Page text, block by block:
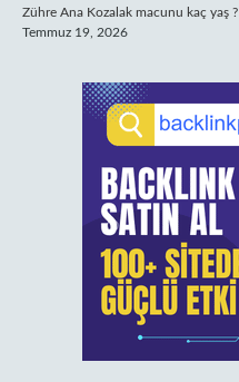
Zühre Ana Kozalak macunu kaç yaş ?
Temmuz 19, 2026